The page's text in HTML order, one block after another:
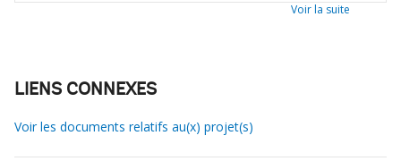
Voir la suite
LIENS CONNEXES
Voir les documents relatifs au(x) projet(s)